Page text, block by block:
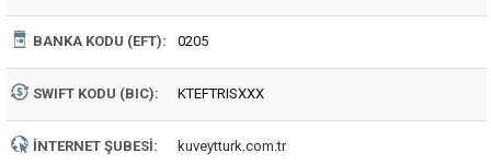
BANKA KODU (EFT): 0205
SWIFT KODU (BIC): KTEFTRISXXX
İNTERNET ŞUBESI: kuveytturk.com.tr